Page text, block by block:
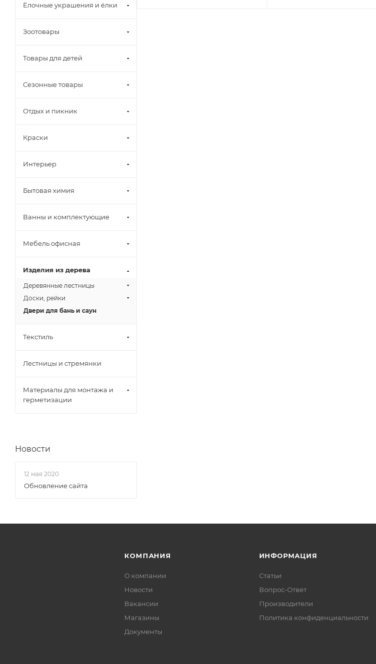
Ёлочные украшения и ёлки
Зоотовары
Товары для детей
Сезонные товары
Отдых и пикник
Краски
Интерьер
Бытовая химия
Ванны и комплектующие
Мебель офисная
Изделия из дерева
Деревянные лестницы
Доски, рейки
Двери для бань и саун
Текстиль
Лестницы и стремянки
Материалы для монтажа и
герметизации
Новости
12 мая 2020
Обновление сайта
КОМПАНИЯ
О компании
Новости
Вакансии
Магазины
Документы
ИНФОРМАЦИЯ
Статьи
Вопрос-Ответ
Производители
Политика конфиденциальности